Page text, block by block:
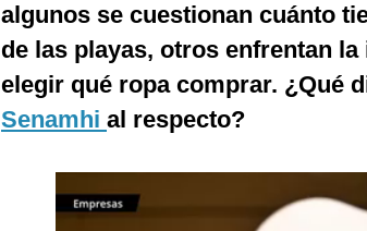
algunos se cuestionan cuánto
de las playas, otros enfrentan
elegir qué ropa comprar. ¿Qué
Senamhi al respecto?